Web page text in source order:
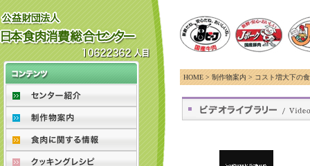
HOME > 制作物案内 > コスト増大下の